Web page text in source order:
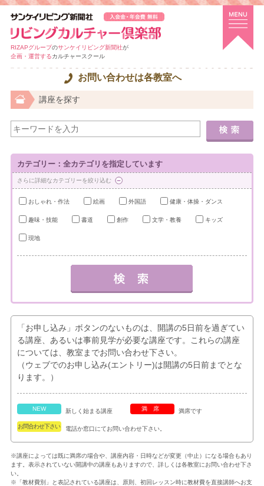
RIZAPグループのサンケイリビング新聞社が
企画・運営するカルチャースクール
お問い合わせは各教室へ
講座を探す
カテゴリー：全カテゴリを指定しています
さらに詳細なカテゴリーを絞り込む
おしゃれ・作法 絵画 外国語 健康・体操・ダンス
趣味・技能 書道 創作 文学・教養 キッズ
現地
「お申し込み」ボタンのないものは、開講の5日前を過ぎてい
る講座、あるいは事前見学が必要な講座です。これらの講座
については、教室までお問い合わせ下さい。
（ウェブでのお申し込み(エントリー)は開講の5日前までとな
ります。）
NEW 新しく始まる講座 満席 満席です
お問合わせ下さい 電話か窓口にてお問い合わせ下さい。
※講座によっては既に満席の場合や、講座内容・日時などが変更（中止）になる場合もあり
ます。表示されていない開講中の講座もありますので、詳しくは各教室にお問い合わせ下さ
い。
※「教材費別」と表記されている講座は、原則、初回レッスン時に教材費を直接講師へお支